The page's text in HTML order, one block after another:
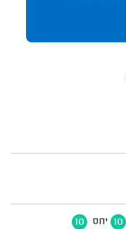
10 יחס 10